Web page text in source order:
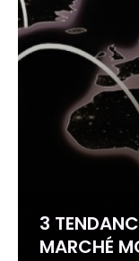
3
MARCHÉ